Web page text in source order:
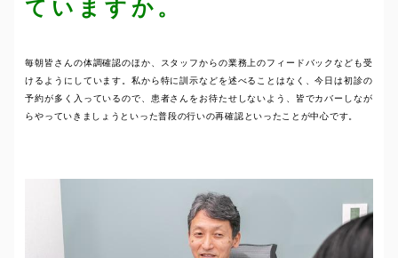
ていますか。
毎朝皆さんの体調確認のほか、スタッフからの業務上のフィードバックなども受
けるようにしています。私から特に訓示などを述べることはなく、今日は初診の
予約が多く入っているので、患者さんをお待たせしないよう、皆でカバーしなが
らやっていきましょうといった普段の行いの再確認といったことが中心です。